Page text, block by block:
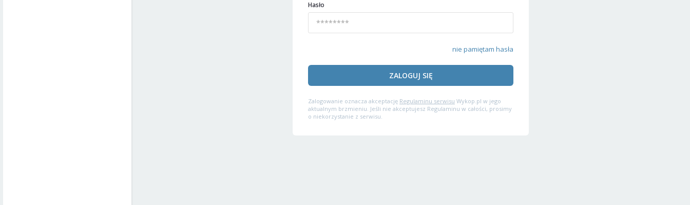
Hasło
nie pamiętam hasła
ZALOGUJ SIĘ
Zalogowanie oznacza akceptację Regulaminu serwisu Wykop.pl w jego
aktualnym brzmieniu. Jeśli nie akceptujesz Regulaminu w całości, prosimy
o niekorzystanie z serwisu.